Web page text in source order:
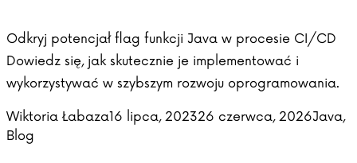
Odkryj potencjał flag funkcji Java w procesie CI/CD
Dowiedz się, jak skutecznie je implementować i
wykorzystywać w szybszym rozwoju oprogramowania.
Posted by
Wiktoria Łabaza16 lipca, 202326 czerwca, 2026Posted
Java,
Blog